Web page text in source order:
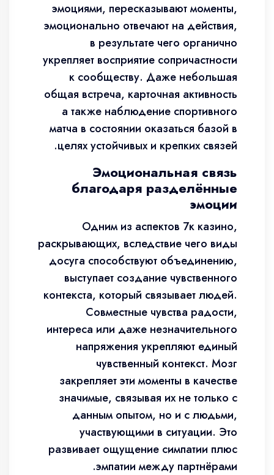
эмоциями, пересказывают моменты,
эмоционально отвечают на действия,
в результате чего органично
укрепляет восприятие сопричастности
к сообществу. Даже небольшая
общая встреча, карточная активность
а также наблюдение спортивного
матча в состоянии оказаться базой в
целях устойчивых и крепких связей.
Эмоциональная связь
благодаря разделённые
эмоции
Одним из аспектов 7к казино,
раскрывающих, вследствие чего виды
досуга способствуют объединению,
выступает создание чувственного
контекста, который связывает людей.
Совместные чувства радости,
интереса или даже незначительного
напряжения укрепляют единый
чувственный контекст. Мозг
закрепляет эти моменты в качестве
значимые, связывая их не только с
данным опытом, но и с людьми,
участвующими в ситуации. Это
развивает ощущение симпатии плюс
эмпатии между партнёрами.